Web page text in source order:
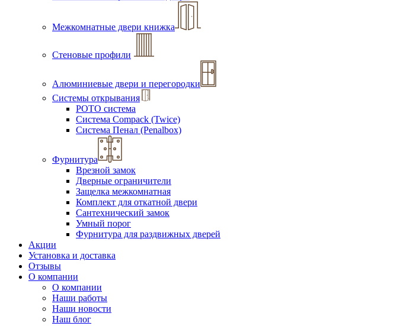
Межкомнатные двери книжка
Стеновые профили
Алюминиевые двери и перегородки
Системы открывания
РОТО система
Система Compack (Twice)
Система Пенал (Penalbox)
Фурнитура
Врезной замок
Дверные ограничители
Защелка межкомнатная
Комплект для откатной двери
Сантехнический замок
Умный порог
Фурнитура для раздвижных дверей
Акции
Установка и доставка
Отзывы
О компании
О компании
Наши работы
Наши новости
Наш блог